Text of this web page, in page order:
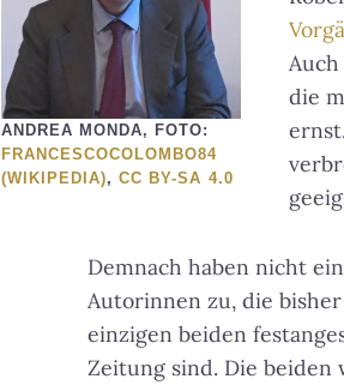
ANDREA MONDA, FOTO:
FRANCESCOCOLOMBO84
(WIKIPEDIA),CC BY-SA 4.0
die
Demnach haben nicht
Autorinnen zu, die
einzigen beiden
Zeitung sind. Die beiden